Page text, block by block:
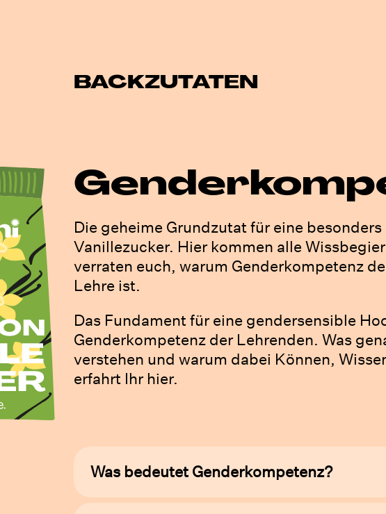
BACKZUTATEN
Die geheime Grundzutat für eine
Vanillezucker. Hier kommen alle
verraten euch, warum Genderkompetenz
Lehre ist.
Das Fundament für eine gendersensible
Genderkompetenz der Lehrenden. Was
verstehen und warum dabei Können,
erfahrt Ihr hier.
Was bedeutet Genderkompetenz?